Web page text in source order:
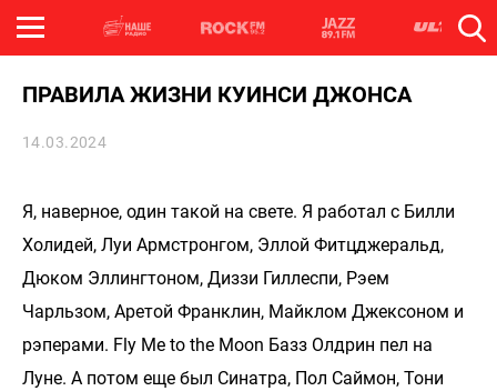
ПРАВИЛА ЖИЗНИ КУИНСИ ДЖОНСА
14.03.2024
Я, наверное, один такой на свете. Я работал с Билли
Холидей, Луи Армстронгом, Эллой Фитцджеральд,
Дюком Эллингтоном, Диззи Гиллеспи, Рэем
Чарльзом, Аретой Франклин, Майклом Джексоном и
рэперами. Fly Me to the Moon Базз Олдрин пел на
Луне. А потом еще был Синатра, Пол Саймон, Тони